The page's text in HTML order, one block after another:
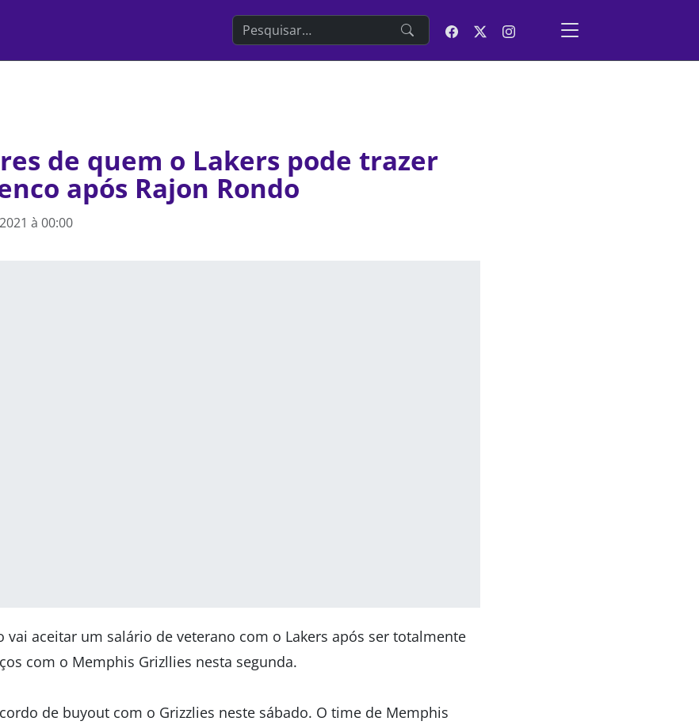
Search the website
de quem o Lakers pode trazer
após Rajon Rondo
à 00:00
vai aceitar um salário de veterano com o Lakers após ser totalmente
com o Memphis Grizllies nesta segunda.
de buyout com o Grizzlies neste sábado. O time de Memphis